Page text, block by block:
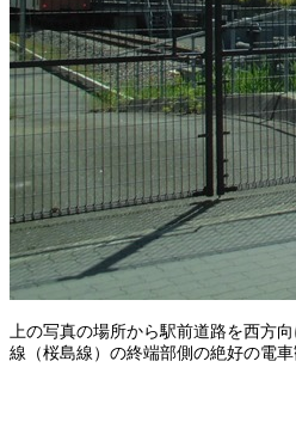
上の写真の場所から駅前道路を西方
線（桜島線）の終端部側の絶好の電